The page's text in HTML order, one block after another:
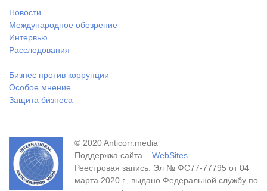
Новости
Международное обозрение
Интервью
Расследования
Бизнес против коррупции
Особое мнение
Защита бизнеса
© 2020 Anticorr.media
Поддержка сайта – WebSites
Реестровая запись: Эл № ФС77-77795 от 04
марта 2020 г., выдано Федеральной службу по